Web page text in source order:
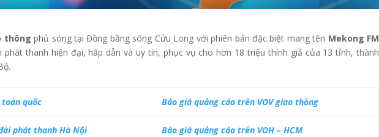
thông phủ sóng tại Đồng bằng sông Cửu Long với phiên bản đặc biệt mang tên Mekong FM
phát thanh hiện đại, hấp dẫn và uy tín, phục vụ cho hơn 18 triệu thính giả của 13 tỉnh, thành
quốc
Báo giá quảng cáo trên VOV giao thông
phát thanh Hà Nội Báo giá quảng cáo trên VOH – HCM